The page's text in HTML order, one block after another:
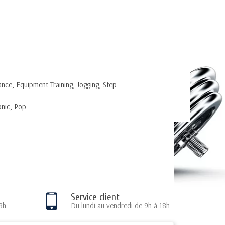
Equipment Training, Jogging, Step
Pop
Service client
Du lundi au vendredi de 9h à 18h